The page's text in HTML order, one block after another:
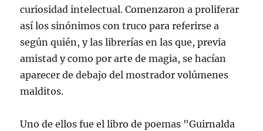
curiosidad intelectual. Comenzaron a proliferar
así los sinónimos con truco para referirse a
según quién, y las librerías en las que, previa
amistad y como por arte de magia, se hacían
aparecer de debajo del mostrador volúmenes
malditos.
Uno de ellos fue el libro de poemas "Guirnalda